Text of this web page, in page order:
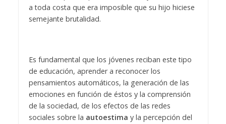
a toda costa que era imposible que su hijo hiciese
semejante brutalidad.
Es fundamental que los jóvenes reciban este tipo
de educación, aprender a reconocer los
pensamientos automáticos, la generación de las
emociones en función de éstos y la comprensión
de la sociedad, de los efectos de las redes
sociales sobre la autoestima y la percepción del